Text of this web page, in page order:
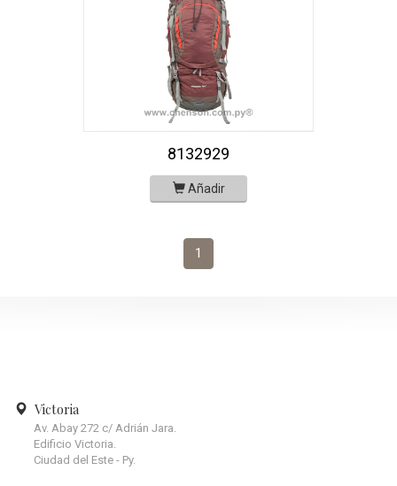
8132929
Añadir
1
Victoria
Av. Abay 272 c/ Adrián Jara.
Edificio Victoria.
Ciudad del Este - Py.